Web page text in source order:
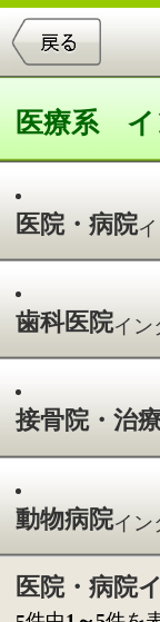
医院・病院インタビ
歯科医院 インタビュ
接骨院・治療院
医院・病院インタ
堀切／堀
●リハビリテーション科
外科●糖尿病内科●脳神
呼吸器内科●内科